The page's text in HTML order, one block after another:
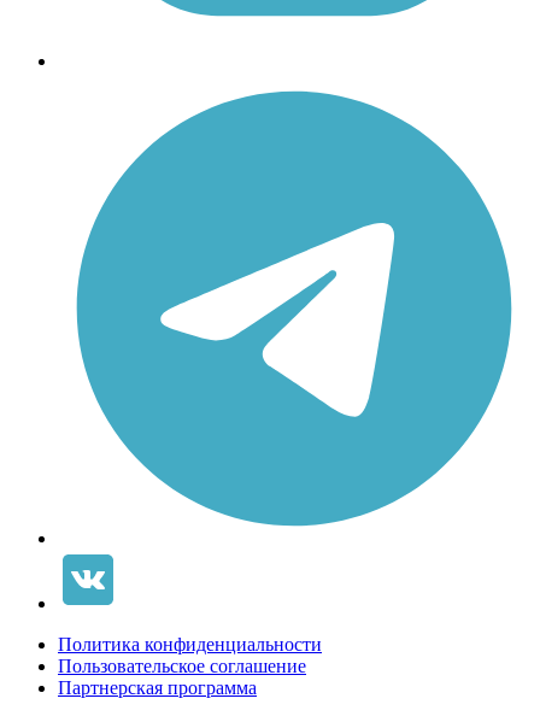
Политика конфиденциальности
Пользовательское соглашение
Партнерская программа